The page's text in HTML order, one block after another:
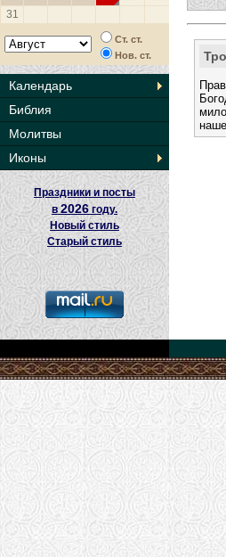
31
Ст. ст.
Нов. ст.
Календарь
Библия
Молитвы
Иконы
Праздники и посты
в2026 году.
Новый стиль
Старый стиль